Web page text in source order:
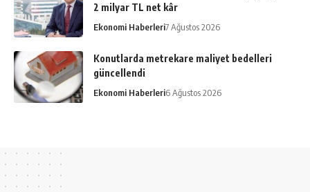
2 milyar TL net kâr
Ekonomi Haberleri7 Ağustos 2026
Konutlarda metrekare maliyet bedelleri
güncellendi
Ekonomi Haberleri6 Ağustos 2026